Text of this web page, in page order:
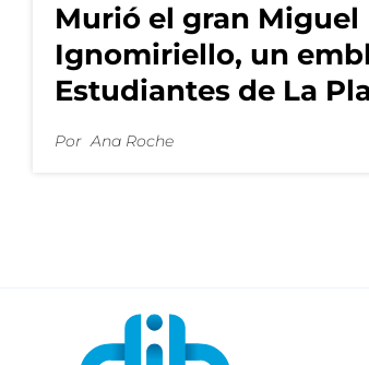
Murió el gran Miguel
Ignomiriello, un
Estudiantes de La
Por Ana Roche